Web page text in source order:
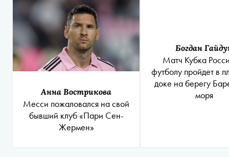
Анна Вострикова
Месси пожаловался на свой
бывший клуб «Пари Сен-
Жермен»
Богдан
Матч Кубка
футболу пройдет в
доке на берегу
моря